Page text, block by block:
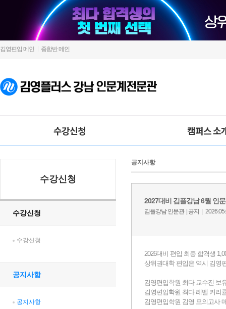
김영편입 메인 종합반 메인
수강신청 캠퍼스 소
수강신청
수강신청
수강신청
공지사항
공지사항
공지사항